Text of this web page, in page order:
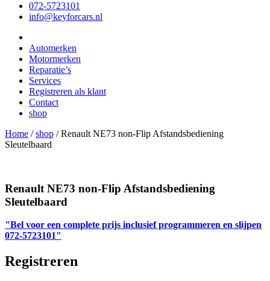
072-5723101
info@keyforcars.nl
Automerken
Motormerken
Reparatie’s
Services
Registreren als klant
Contact
shop
Home /shop /Renault NE73 non-Flip Afstandsbediening
Sleutelbaard
Renault NE73 non-Flip Afstandsbediening
Sleutelbaard
"Bel voor een complete prijs inclusief programmeren en slijpen
072-5723101"
Registreren